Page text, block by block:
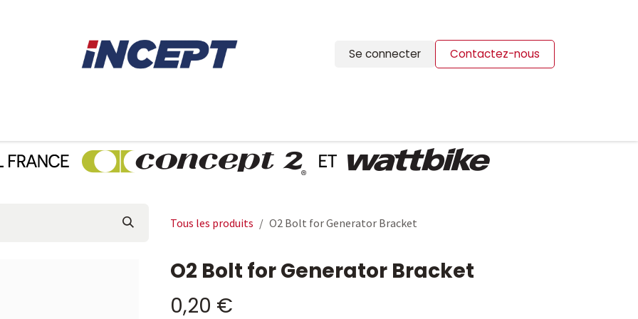
Se connecter Contactez-nous
Tous les produits O2 Bolt for Generator Bracket
O2 Bolt for Generator Bracket
0,20 €